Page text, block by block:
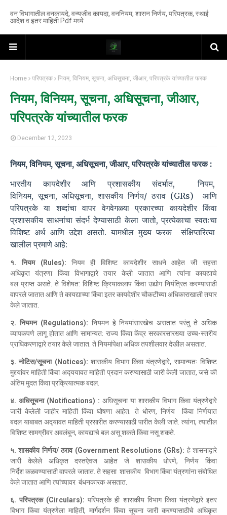
वन विभागातील वनकायदे, वन्यजीव कायदा, वननियम, शासन निर्णय, परिपत्रक, स्थाई
आदेश व इतर माहिती Pdf मध्ये
Home परिपत्रक नियम, विनियम, सूचना, अधिसूचना, जीआर, परिपत्रके यांच्यातील फरक
नियम, विनियम, सूचना, अधिसूचना, जीआर,
परिपत्रके यांच्यातील फरक
December 12, 2023
नियम, विनियम, सूचना, अधिसूचना, जीआर, परिपत्रके यांच्यातील फरक :
भारतीय कायदेशीर आणि प्रशासकीय संदर्भात, नियम,
विनियम, सूचना, अधिसूचना, शासकीय निर्णय/ ठराव (GRs) आणि
परिपत्रके या शब्दांचा वापर वेगवेगळ्या प्रकारच्या कायदेशीर किंवा
प्रशासकीय साधनांचा संदर्भ देण्यासाठी केला जातो, प्रत्येकाचा स्वतःचा
विशिष्ट अर्थ आणि उद्देश असतो. यामधील मुख्य फरक संक्षिप्तरित्‍या
खालील प्रमाणे आहे:
१. नियम (Rules): नियम ही विशिष्ट कायदेशीर साधने आहेत जी सहसा
अधिकृत यंत्रणा किंवा विभागाद्वारे तयार केली जातात आणि त्यांना कायद्याचे
बल प्राप्‍त असते. ते विशेषत: विशिष्ट क्रियाकलाप किंवा उद्योग नियंत्रित करण्यासाठी
वापरले जातात आणि ते कायद्याच्या किंवा इतर कायदेशीर चौकटीच्या अधिकाराखाली तयार
केले जातात.
२. नियमन (Regulations): नियमन हे नियमांसारखेच असतात परंतु ते अधिक
व्यापकपणे लागू होतात आणि सामान्यत: राज्य किंवा केंद्र सरकारसारख्या उच्च-स्तरीय
प्राधिकरणाद्वारे तयार केले जातात. ते नियमांपेक्षा अधिक तपशीलवार देखील असतात.
३. नोटिस/सूचना (Notices): शासकीय विभाग किंवा यंत्रणेद्वारे, सामान्यतः विशिष्ट
मुद्द्यांवर माहिती किंवा अद्‍ययावत माहिती प्रदान करण्यासाठी जारी केली जातात, जसे की
अंतिम मुदत किंवा प्रक्रियात्मक बदल.
४. अधिसूचना (Notifications) : अधिसूचना या शासकीय विभाग किंवा यंत्रणेद्वारे
जारी केलेली जाहीर माहिती किंवा घोषणा आहेत. ते धोरण, निर्णय किंवा निर्णयात
बदल याबाबत अद्‍यावत माहिती प्रसारीत करण्‍यासाठी पारीत केली जाते. त्यांना, त्‍यातील
विशिष्ट सामग्रीवर अवलंबून, कायद्याचे बल असू शकते किंवा नसू शकते.
५. शासकीय निर्णय/ठराव (Government Resolutions (GRs): हे शासनाद्वारे
जारी केलेले अधिकृत दस्तऐवज आहेत जे शासकीय धोरणे, निर्णय किंवा
निर्देश कळवण्‍यासाठी वापरले जातात. ते सहसा शासकीय विभाग किंवा यंत्रणांना संबोधित
केले जातात आणि त्यांच्यावर बंधनकारक असतात.
६.परिपत्रक (Circulars): परिपत्रके ही शासकीय विभाग किंवा यंत्रणेद्वारे इतर
विभाग किंवा यंत्रणेला माहिती, मार्गदर्शन किंवा सूचना जारी करण्यासाठीचे अधिकृत